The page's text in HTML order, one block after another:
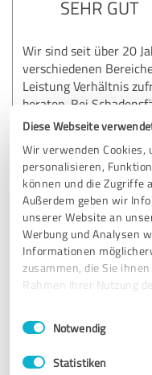
Diese Webseite
Wir verwenden Cookies,
personalisieren,
können und die Zugriffe
Außerdem geben wir
unserer Website an
Werbung und Analysen
Informationen
zusammen, die Sie
Rahmen Ihrer Nutzung
Impressum
Einwilligungsauswahl
Notwendig
Statistiken
SEHR GUT
Wir sind seit über 20
verschiedenen
Leistung Verhältnis
beraten. Bei
zuverlässig gehandelt.
Erfahrungsbericht &
Janine Hartmann und
26.06.2024 Y.T.
SEHR GUT